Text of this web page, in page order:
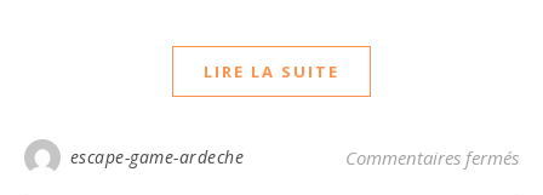
LIRE LA SUITE
escape-game-ardeche Commentaires fermés